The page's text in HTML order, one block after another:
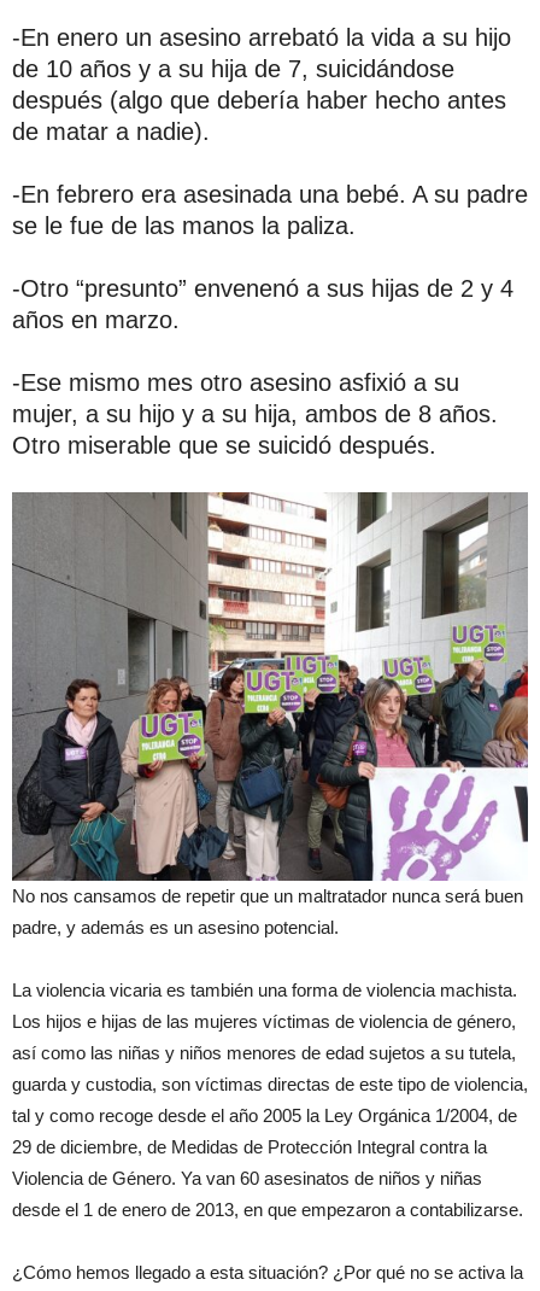
-En enero un asesino arrebató la vida a su hijo
de 10 años y a su hija de 7, suicidándose
después (algo que debería haber hecho antes
de matar a nadie).
-En febrero era asesinada una bebé. A su padre
se le fue de las manos la paliza.
-Otro “presunto” envenenó a sus hijas de 2 y 4
años en marzo.
-Ese mismo mes otro asesino asfixió a su
mujer, a su hijo y a su hija, ambos de 8 años.
Otro miserable que se suicidó después.
No nos cansamos de repetir que un maltratador nunca será buen
padre, y además es un asesino potencial.
La violencia vicaria es también una forma de violencia machista.
Los hijos e hijas de las mujeres víctimas de violencia de género,
así como las niñas y niños menores de edad sujetos a su tutela,
guarda y custodia, son víctimas directas de este tipo de violencia,
tal y como recoge desde el año 2005 la Ley Orgánica 1/2004, de
29 de diciembre, de Medidas de Protección Integral contra la
Violencia de Género. Ya van 60 asesinatos de niños y niñas
desde el 1 de enero de 2013, en que empezaron a contabilizarse.
¿Cómo hemos llegado a esta situación? ¿Por qué no se activa la